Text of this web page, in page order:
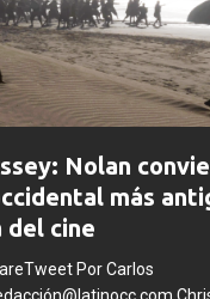
Nolan
más
del cine
Por Carlos